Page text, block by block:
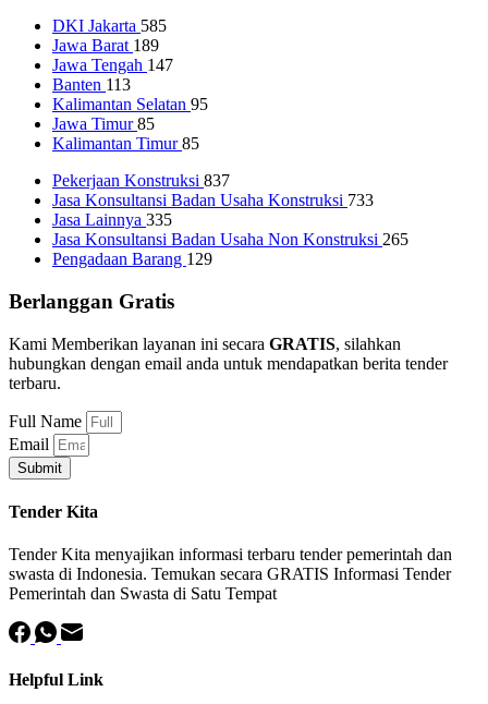
DKI Jakarta 585
Jawa Barat 189
Jawa Tengah 147
Banten 113
Kalimantan Selatan 95
Jawa Timur85
Kalimantan Timur85
Pekerjaan Konstruksi 837
Jasa Konsultansi Badan Usaha Konstruksi 733
Jasa Lainnya 335
Jasa Konsultansi Badan Usaha Non Konstruksi 265
Pengadaan Barang 129
Berlanggan Gratis
Kami Memberikan layanan ini secara GRATIS, silahkan
hubungkan dengan email anda untuk mendapatkan berita tender
terbaru.
Full Name
Email
Submit
Tender Kita
Tender Kita menyajikan informasi terbaru tender pemerintah dan
swasta di Indonesia. Temukan secara GRATIS Informasi Tender
Pemerintah dan Swasta di Satu Tempat
Helpful Link